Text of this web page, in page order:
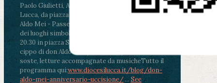
Paolo Giulietti, Arcivescovo di Lucca
ore 20.30 -
Lucca, da piazza San Michele al Cippo di don
Aldo Mei - Passeggiata della Memoria in alcuni
dei luoghi simbolo della città. Ritrovo alle ore
20.30 in piazza San Michele con conclusione al
cippo di don Aldo Mei (Porta Elisa). Durante le
soste, letture accompagnate da musicheTutto il
programma qui:www.diocesilucca.it/blog/don-
aldo-mei-anniversario-uccisione/ ... See